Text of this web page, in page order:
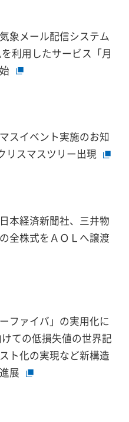
象メール配信システム
利用したサービス「月
スイベント実施のお知
リスマスツリー出現
本経済新聞社、三井物
全株式をＡＯＬへ譲渡
ファイバ」の実用化に
ての低損失値の世界記
ト化の実現など新構造
展